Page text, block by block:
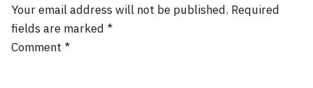
Your email address will not be published. Required
fields are marked *
Comment *